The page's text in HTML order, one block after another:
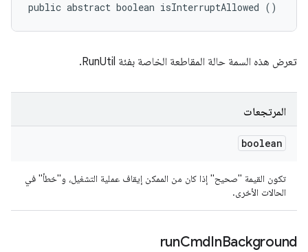
public abstract boolean isInterruptAllowed ()
تعرض هذه السمة حالة المقاطعة الخاصة بفئة RunUtil.
المرتجعات
boolean
تكون القيمة "صحيح" إذا كان من الممكن إيقاف عملية التشغيل، و"خطأ" في
الحالات الأخرى.
runCmdInBackground